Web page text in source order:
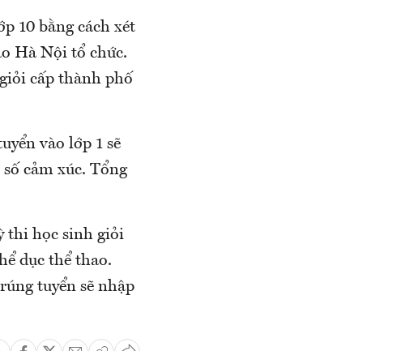
10 bằng cách xét
Hà Nội tổ chức.
cấp thành phố
vào lớp 1 sẽ
cảm xúc. Tổng
thi học sinh giỏi
dục thể thao.
tuyển sẽ nhập